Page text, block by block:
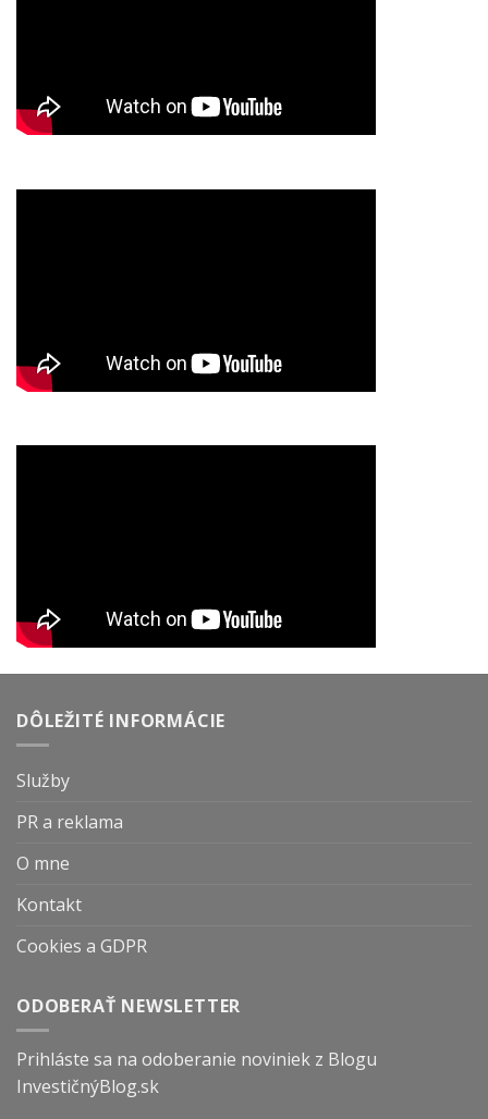
DÔLEŽITÉ INFORMÁCIE
Služby
PR a reklama
O mne
Kontakt
Cookies a GDPR
ODOBERAŤ NEWSLETTER
Prihláste sa na odoberanie noviniek z Blogu
InvestičnýBlog.sk